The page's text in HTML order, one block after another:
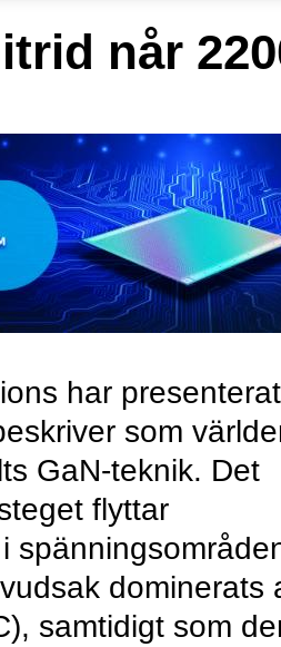
når
har presenterat
som
GaN-teknik. Det
flyttar
dominerats
samtidigt som